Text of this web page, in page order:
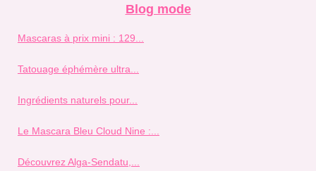
Blog mode
Mascaras à prix mini : 129...
Tatouage éphémère ultra...
Ingrédients naturels pour...
Le Mascara Bleu Cloud Nine :...
Découvrez Alga-Sendatu,...